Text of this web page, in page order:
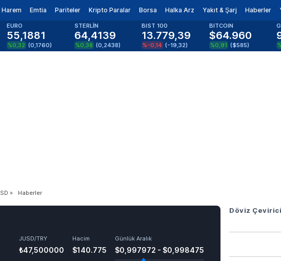
Harem Emtia Pariteler Kripto Paralar Borsa Halka Arz Yakıt & Şarj Haberler
EURO
55,1881
%0,32 (0,1760)
STERLİN
64,4139
%0,38 (0,2438)
BIST 100
13.779,39
%-0,14 (-19,32)
BITCOIN
$64.960
%0,91 ($585)
» Haberler
JUSD/TRY
₺47,500000
Hacim
$140.775
Günlük Aralık
$0,997972 - $0,998475
Döviz Çevirici